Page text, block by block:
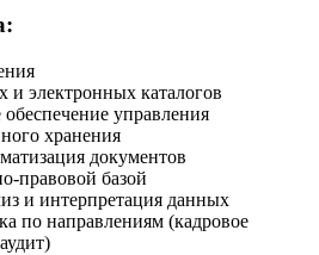
электронных каталогов
управления
хранения
документов
правовой базой
и интерпретация данных
по направлениям (кадровое